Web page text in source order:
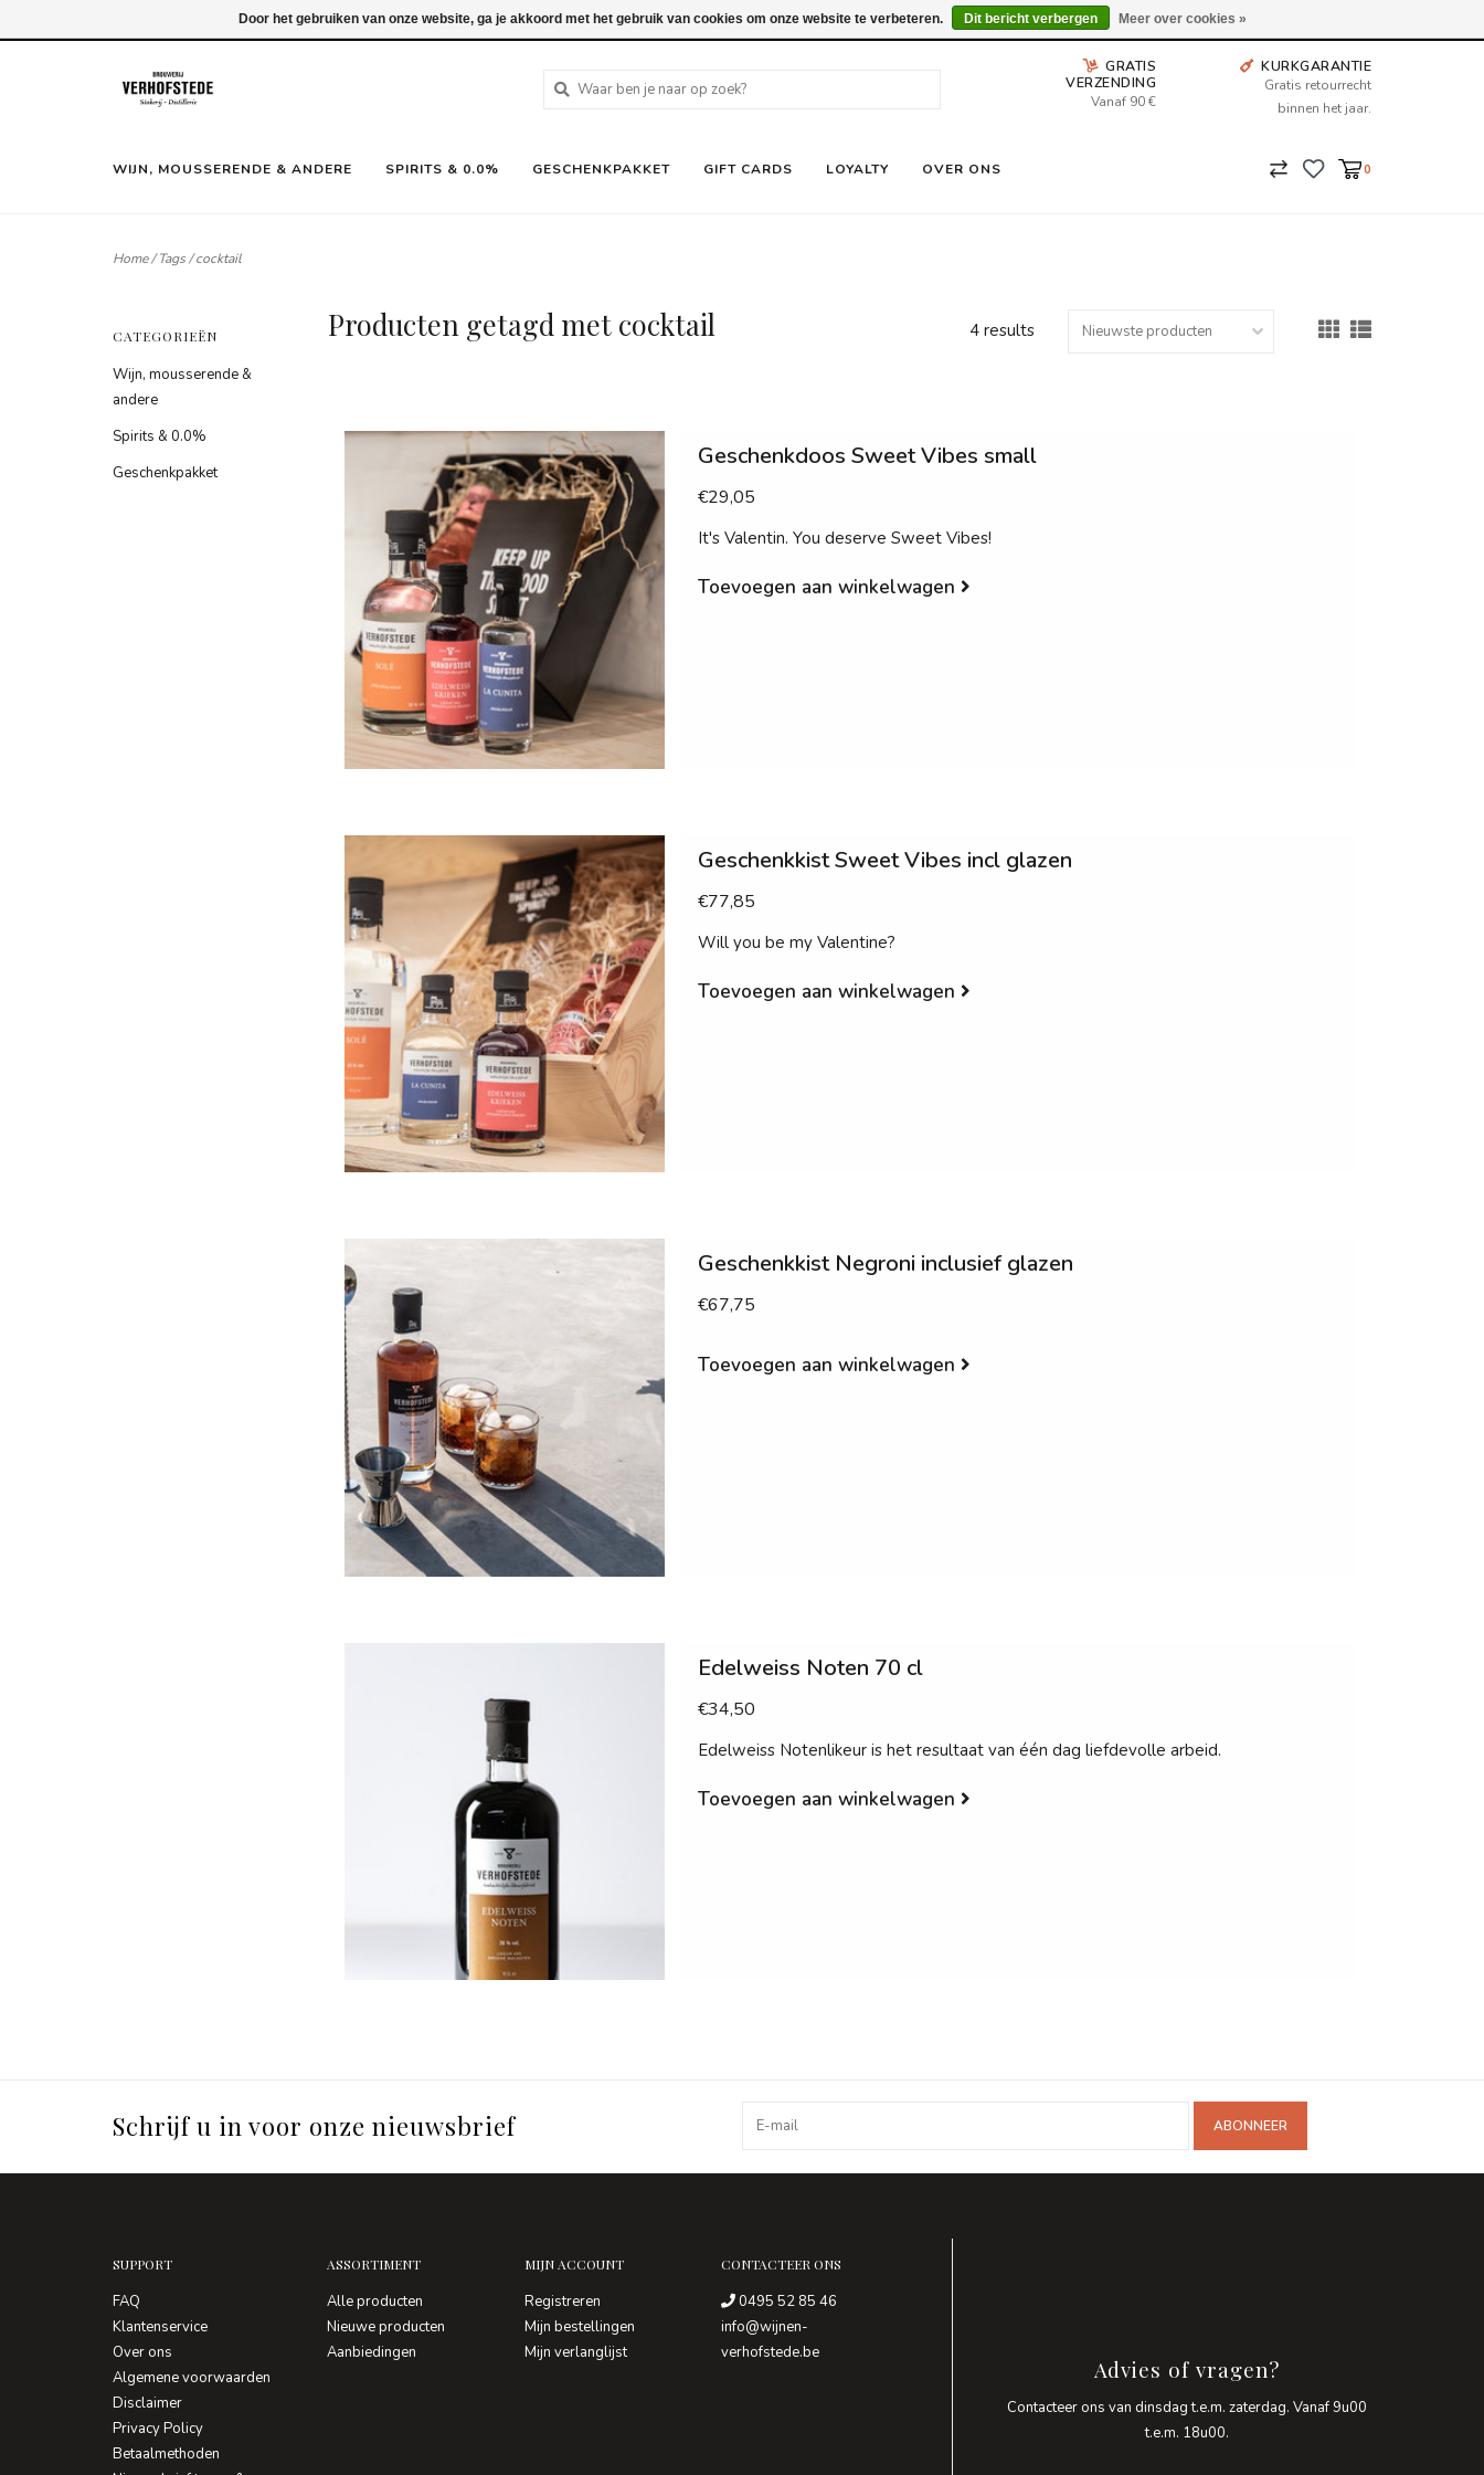
Wij leveren tot aan uw deur. Afhalen is mogelijk.
GRATIS
VERZENDING
Vanaf 90 €
KURKGARANTIE
Gratis retourrecht
binnen het jaar.
WIJN, MOUSSERENDE & ANDERE SPIRITS & 0.0% GESCHENKPAKKET GIFT CARDS LOYALTY OVER ONS 0
Home/Tags/cocktail
CATEGORIEËN
Wijn, mousserende &
andere
Spirits & 0.0%
Geschenkpakket
Producten getagd met cocktail 4 results
Geschenkdoos Sweet Vibes small
€29,05
It's Valentin. You deserve Sweet Vibes!
Toevoegen aan winkelwagen
Geschenkkist Sweet Vibes incl glazen
€77,85
Will you be my Valentine?
Toevoegen aan winkelwagen
Geschenkkist Negroni inclusief glazen
€67,75
Toevoegen aan winkelwagen
Edelweiss Noten 70 cl
€34,50
Edelweiss Notenlikeur is het resultaat van één dag liefdevolle arbeid.
Toevoegen aan winkelwagen
Schrijf u in voor onze nieuwsbrief ABONNEER
SUPPORT
FAQ
Klantenservice
Over ons
Algemene voorwaarden
Disclaimer
Privacy Policy
Betaalmethoden
ASSORTIMENT
Alle producten
Nieuwe producten
Aanbiedingen
MIJN ACCOUNT
Registreren
Mijn bestellingen
Mijn verlanglijst
CONTACTEER ONS
0495 52 85 46
info@wijnen-
verhofstede.be
Advies of vragen?
Contacteer ons van dinsdag t.e.m. zaterdag. Vanaf 9u00
t.e.m. 18u00.
Door het gebruiken van onze website, ga je akkoord met het gebruik van cookies om onze website te verbeteren. Dit bericht verbergen Meer over cookies »